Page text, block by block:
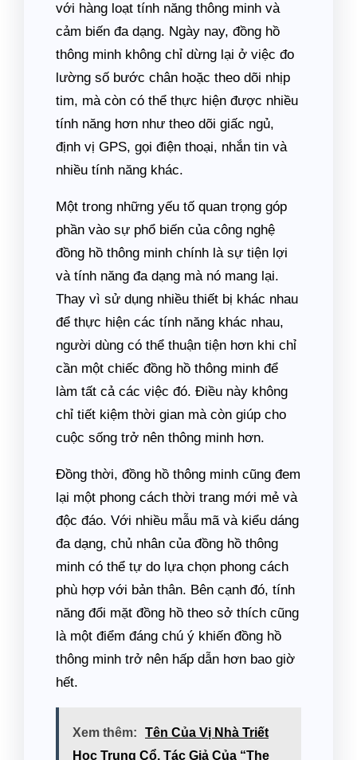
với hàng loạt tính năng thông minh và
cảm biến đa dạng. Ngày nay, đồng hồ
thông minh không chỉ dừng lại ở việc đo
lường số bước chân hoặc theo dõi nhịp
tim, mà còn có thể thực hiện được nhiều
tính năng hơn như theo dõi giấc ngủ,
định vị GPS, gọi điện thoại, nhắn tin và
nhiều tính năng khác.
Một trong những yếu tố quan trọng góp
phần vào sự phổ biến của công nghệ
đồng hồ thông minh chính là sự tiện lợi
và tính năng đa dạng mà nó mang lại.
Thay vì sử dụng nhiều thiết bị khác nhau
để thực hiện các tính năng khác nhau,
người dùng có thể thuận tiện hơn khi chỉ
cần một chiếc đồng hồ thông minh để
làm tất cả các việc đó. Điều này không
chỉ tiết kiệm thời gian mà còn giúp cho
cuộc sống trở nên thông minh hơn.
Đồng thời, đồng hồ thông minh cũng đem
lại một phong cách thời trang mới mẻ và
độc đáo. Với nhiều mẫu mã và kiểu dáng
đa dạng, chủ nhân của đồng hồ thông
minh có thể tự do lựa chọn phong cách
phù hợp với bản thân. Bên cạnh đó, tính
năng đổi mặt đồng hồ theo sở thích cũng
là một điểm đáng chú ý khiến đồng hồ
thông minh trở nên hấp dẫn hơn bao giờ
hết.
Xem thêm:
Tên Của Vị Nhà Triết
Học Trung Cổ, Tác Giả Của “The